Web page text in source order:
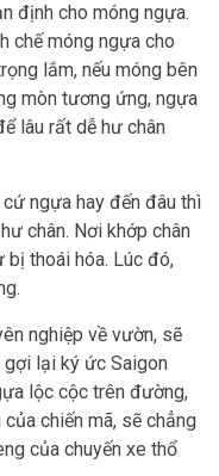
định cho móng ngựa.
chế móng ngựa cho
lắm, nếu móng bên
mòn tương ứng, ngựa
lâu rất dễ hư chân
ngựa hay đến đâu thì
chân. Nơi khớp chân
bị thoái hóa. Lúc đó,
nghiệp về vườn, sẽ
gợi lại ký ức Saigon
lộc cộc trên đường,
chiến mã, sẽ chẳng
của chuyến xe thổ